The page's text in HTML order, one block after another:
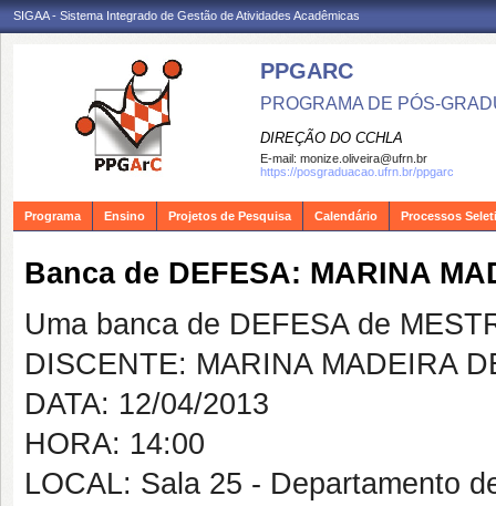
SIGAA - Sistema Integrado de Gestão de Atividades Acadêmicas
PPGARC
PROGRAMA DE PÓS-
DIREÇÃO DO CCHLA
E-mail: monize.oliveira@ufrn.br
https://posgraduacao.ufrn.br/ppgarc
Programa Ensino Projetos de Pesquisa Calendário Processos
Banca de DEFESA: MARINA
Uma banca de DEFESA de
DISCENTE: MARINA MADEIRA
DATA: 12/04/2013
HORA: 14:00
LOCAL: Sala 25 - Departamento